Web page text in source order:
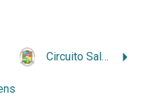
Circuito Sala Verde no Campus Zé Doca